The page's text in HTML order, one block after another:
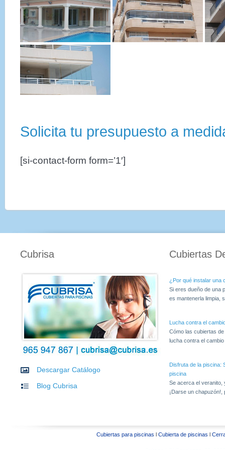
Solicita tu presupuesto a
[si-contact-form form=’1′]
Cubrisa
Descargar Catálogo
Blog Cubrisa
Cubiertas
¿Por qué instalar una
Si eres dueño de una
es mantenerla limpia,
Lucha contra el
Cómo las cubiertas
lucha contra el
Disfruta de la piscina:
piscina
Se acerca el veranito,
¡Darse un chapuzón!,
Cubiertas para piscinas l Cubierta de piscinas l